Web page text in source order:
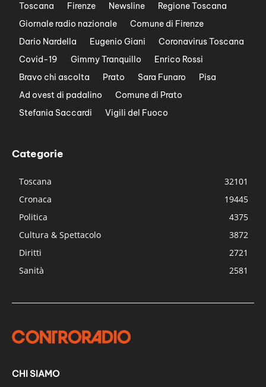
Toscana Firenze Newsline
Regione Toscana
Giornale radio nazionale
Comune di Firenze
Dario Nardella
Eugenio Giani
Coronavirus Toscana
Covid-19
Gimmy Tranquillo
Enrico Rossi
Bravo chi ascolta
Prato Sara Funaro
Pisa
Ad ovest di padalino
Comune di Prato
Stefania Saccardi
Vigili del Fuoco
Categorie
Toscana
32101
Cronaca
19445
Politica
4375
Cultura & Spettacolo
3872
Diritti
2721
Sanità
2581
CHI SIAMO